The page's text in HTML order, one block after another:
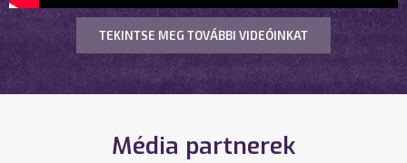
TEKINTSE MEG TOVÁBBI VIDEÓINKAT
Média partnerek